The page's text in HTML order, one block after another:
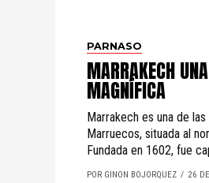
PARNASO
MARRAKECH
MAGNÍFICA
Marrakech es una de
Marruecos, situada al
Fundada en 1602, fue
POR GINON BOJORQUEZ 26